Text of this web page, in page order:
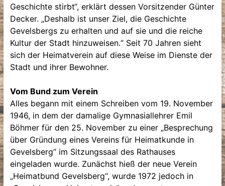
Geschichte stirbt“, erklärt dessen Vorsitzender Günter
­Decker. „Deshalb ist unser Ziel, die Geschichte
Gevelsbergs zu erhalten und auf sie und die reiche
Kultur der Stadt hinzuweisen.“ Seit 70 Jahren sieht
sich der Heimatverein auf diese Weise im Dienste der
Stadt und ihrer Bewohner.
Vom Bund zum Verein
Alles begann mit einem Schreiben vom 19. November
1946, in dem der damalige Gymnasiallehrer Emil
Böhmer für den 25. November zu einer „Besprechung
über Gründung eines Vereins für Heimatkunde in
Gevelsberg“ im Sitzungssaal des Rathauses
eingeladen wurde. Zunächst hieß der neue Verein
„Heimatbund Gevelsberg“, wurde 1972 jedoch in